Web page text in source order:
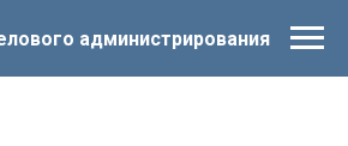
администрирования